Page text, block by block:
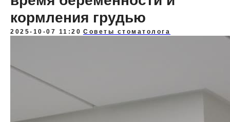
кормления грудью
2025-10-07 11:20 Советы стоматолога